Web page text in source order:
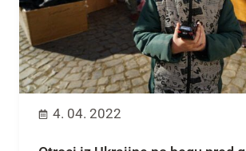
4. 04. 2022